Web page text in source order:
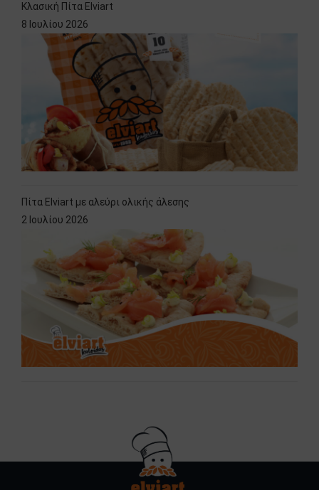
Κλασική Πίτα Elviart
8 Ιουλίου 2026
Πίτα Elviart με αλεύρι ολικής άλεσης
2 Ιουλίου 2026